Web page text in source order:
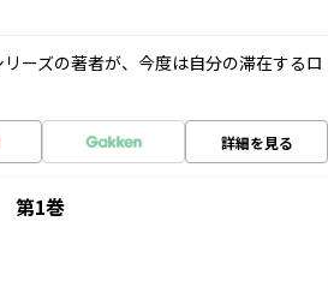
ーズの著者が、今度は自分の滞在するロ
詳細を見る
第1巻